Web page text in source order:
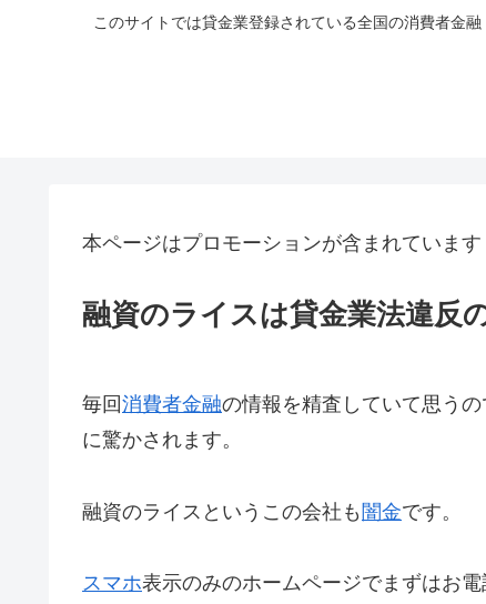
このサイトでは貸金業登録されている全国の消費者金
本ページはプロモーションが含まれています
融資のライスは貸金業法違反
毎回消費者金融の情報を精査していて思う
に驚かされます。
融資のライスというこの会社も 闇金です。
スマホ表示のみのホームページでまずはお